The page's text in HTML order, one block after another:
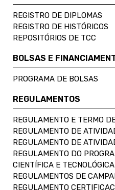
REGISTRO DE DIPLOMAS
REGISTRO DE HISTÓRICOS
REPOSITÓRIOS DE TCC
BOLSAS E
PROGRAMA DE BOLSAS
REGULAMENTOS
REGULAMENTO E TERMO
REGULAMENTO DE
REGULAMENTO DE
REGULAMENTO DO
CIENTÍFICA E
REGULAMENTOS DE
REGULAMENTO